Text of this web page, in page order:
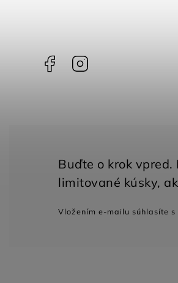
Facebook
Vložením e-mailu súhlasíte s